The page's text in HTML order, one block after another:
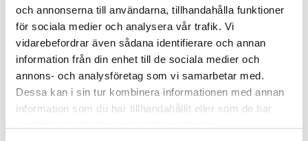
och annonserna till användarna, tillhandahålla funktioner
för sociala medier och analysera vår trafik. Vi
vidarebefordrar även sådana identifierare och annan
information från din enhet till de sociala medier och
annons- och analysföretag som vi samarbetar med.
Dessa kan i sin tur kombinera informationen med annan
information som du har tillhandahållit eller som de har
Köpa och äga terrängfordon
Köpa och äga terrängfordon
Fordonstyper snöskotrar
Fordonstyper fyrhjulingar
Köra terrängfordon
Att köra snöskoter
Att köra fyrhjuling